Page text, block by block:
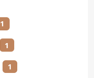
1
1
1